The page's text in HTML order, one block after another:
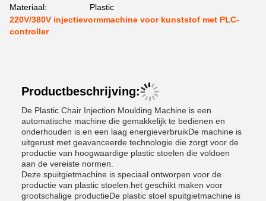
Materiaal:
Plastic
220V/380V injectievormmachine voor kunststof met PLC-
controller
Productbeschrijving:
De Plastic Chair Injection Moulding Machine is een
automatische machine die gemakkelijk te bedienen en
onderhouden is.en een laag energieverbruikDe machine is
uitgerust met geavanceerde technologie die zorgt voor de
productie van hoogwaardige plastic stoelen die voldoen
aan de vereiste normen.
Deze spuitgietmachine is speciaal ontworpen voor de
productie van plastic stoelen.het geschikt maken voor
grootschalige productieDe plastic stoel spuitgietmachine is